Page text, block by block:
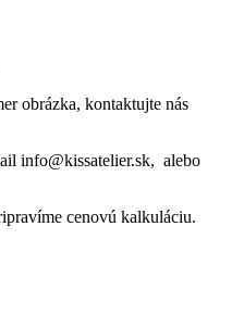
obrázka, kontaktujte nás
info@kissatelier.sk, alebo
cenovú kalkuláciu.